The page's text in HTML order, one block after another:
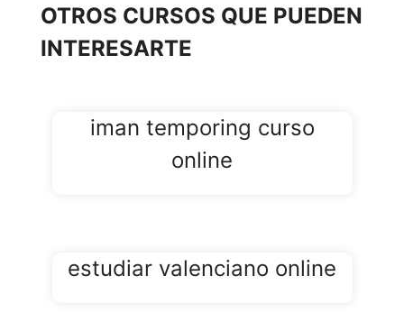
estudiar curso de
cursos gratuitos
online en Alcalá
estudiar curso
certificado
OTROS CURSOS QUE PUEDEN
INTERESARTE
iman temporing curso
online
estudiar valenciano online